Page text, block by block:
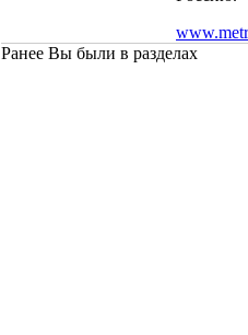
Ранее Вы были в разделах